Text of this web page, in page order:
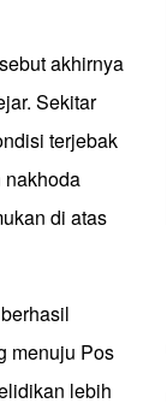
akhirnya
Sekitar
terjebak
nakhoda
di atas
menuju Pos
lebih